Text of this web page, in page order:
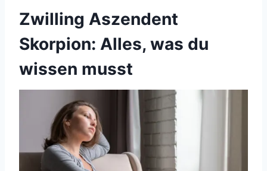
Zwilling Aszendent
Skorpion: Alles, was du
wissen musst